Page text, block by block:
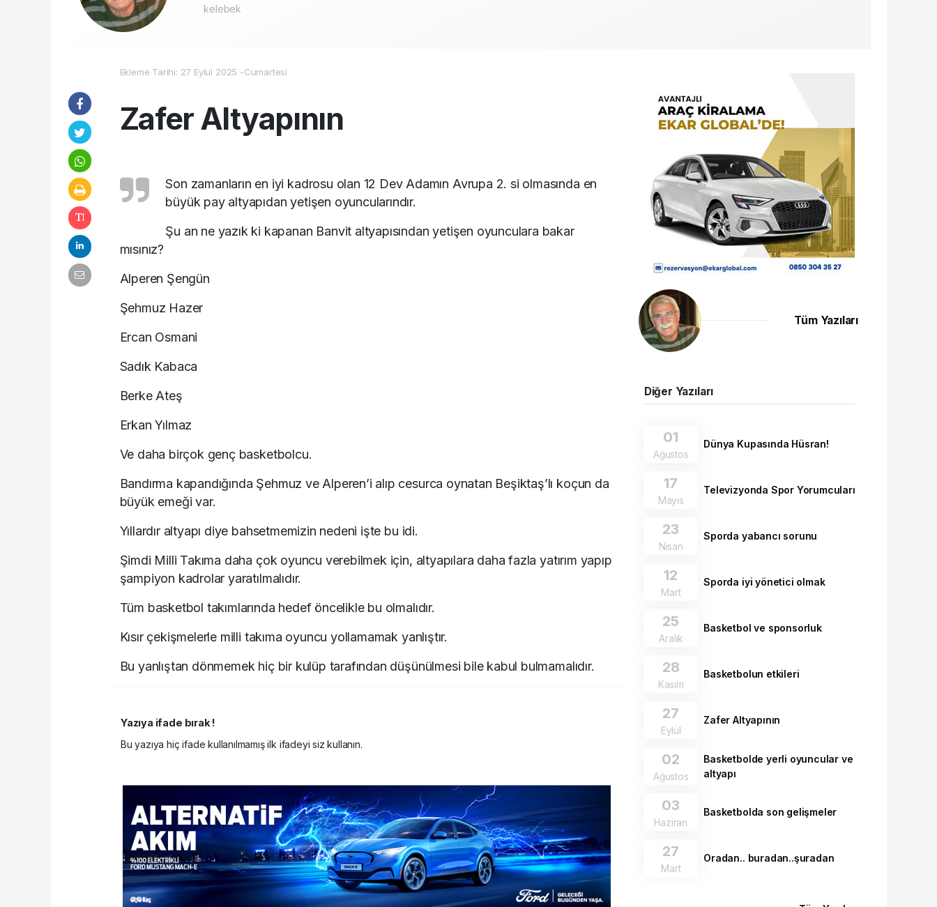
kelebek
Ekleme Tarihi: 27 Eylül 2025 -Cumartesi
Zafer Altyapının
Son zamanların en iyi kadrosu olan 12 Dev Adamın Avrupa 2. si olmasında en
büyük pay altyapıdan yetişen oyuncularındır.
Şu an ne yazık ki kapanan Banvit altyapısından yetişen oyunculara bakar
mısınız?
Alperen Şengün
Şehmuz Hazer
Ercan Osmani
Sadık Kabaca
Berke Ateş
Erkan Yılmaz
Ve daha birçok genç basketbolcu.
Bandırma kapandığında Şehmuz ve Alperen’i alıp cesurca oynatan Beşiktaş’lı koçun da
büyük emeği var.
Yıllardır altyapı diye bahsetmemizin nedeni işte bu idi.
Şimdi Milli Takıma daha çok oyuncu verebilmek için, altyapılara daha fazla yatırım yapıp
şampiyon kadrolar yaratılmalıdır.
Tüm basketbol takımlarında hedef öncelikle bu olmalıdır.
Kısır çekişmelerle milli takıma oyuncu yollamamak yanlıştır.
Bu yanlıştan dönmemek hiç bir kulüp tarafından düşünülmesi bile kabul bulmamalıdır.
Yazıya ifade bırak !
Bu yazıya hiç ifade kullanılmamış ilk ifadeyi siz kullanın.
Tüm Yazıları
Diğer Yazıları
01
Ağustos
Dünya Kupasında Hüsran!
17
Mayıs
Televizyonda Spor Yorumcuları
23
Nisan
Sporda yabancı sorunu
12
Mart
Sporda iyi yönetici olmak
25
Aralık
Basketbol ve sponsorluk
28
Kasım
Basketbolun etkileri
27
Eylül
Zafer Altyapının
02
Ağustos
Basketbolde yerli oyuncular ve
altyapı
03
Haziran
Basketbolda son gelişmeler
27
Mart
Oradan.. buradan..şuradan